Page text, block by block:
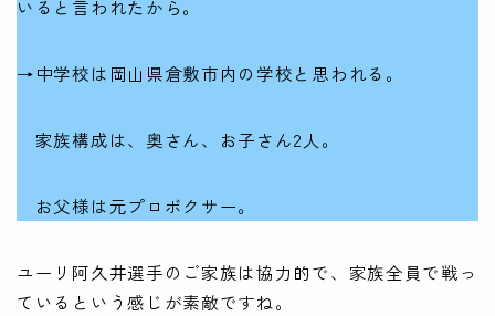
いると言われたから。
→中学校は岡山県倉敷市内の学校と思われる。
家族構成は、奥さん、お子さん2人。
お父様は元プロボクサー。
ユーリ阿久井選手のご家族は協力的で、家族全員で戦っ
ているという感じが素敵ですね。